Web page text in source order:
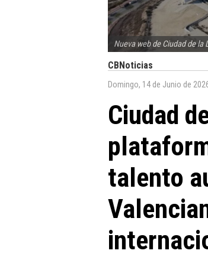
Nueva web de Ciudad de la
CBNoticias
Domingo, 14 de Junio de
Ciudad
talento